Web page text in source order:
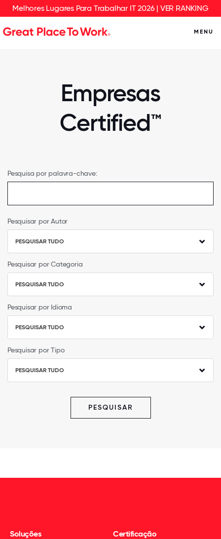
Melhores Lugares Para Trabalhar IT 2026 | VER RANKING
MENU
Empresas
Certified™
Pesquisa por palavra-chave:
Pesquisar por Autor
PESQUISAR TUDO
Pesquisar por Categoria
PESQUISAR TUDO
Pesquisar por Idioma
PESQUISAR TUDO
Pesquisar por Tipo
PESQUISAR TUDO
PESQUISAR
Soluções Certificação